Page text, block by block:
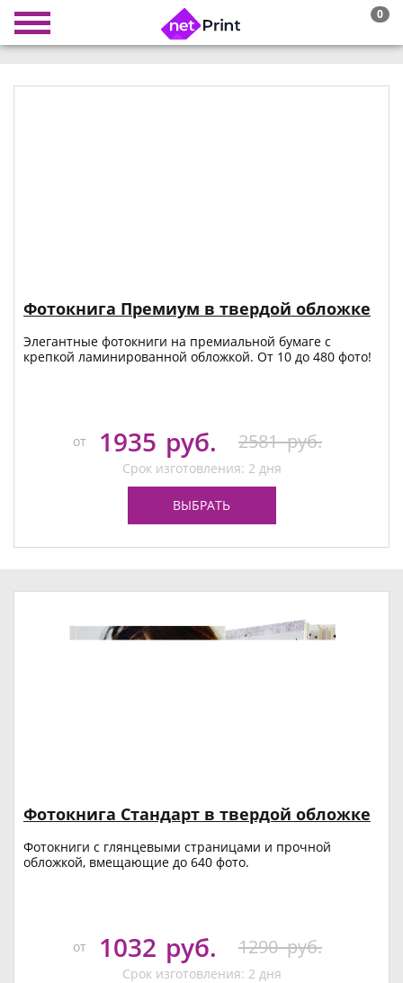
0
Фотокнига Премиум в твердой обложке
Элегантные фотокниги на премиальной бумаге с
крепкой ламинированной обложкой. От 10 до 480 фото!
от 1935 руб. 2581 руб.
Срок изготовления: 2 дня
ВЫБРАТЬ
Фотокнига Стандарт в твердой обложке
Фотокниги с глянцевыми страницами и прочной
обложкой, вмещающие до 640 фото.
от 1032 руб. 1290 руб.
Срок изготовления: 2 дня